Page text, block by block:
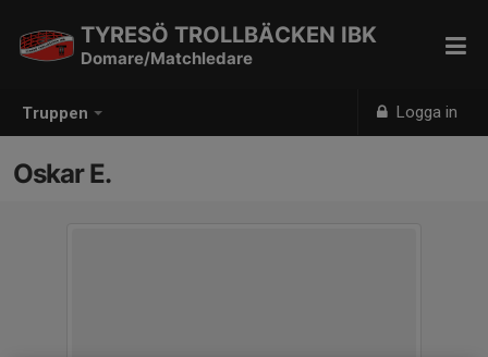
Truppen Logga in
TYRESÖ TROLLBÄCKEN IBK
Domare/Matchledare
Oskar E.